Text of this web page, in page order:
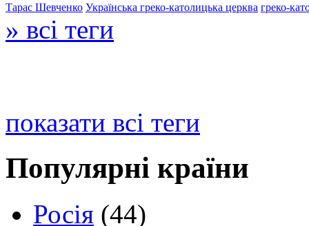
Тарас Шевченко Українська греко-католицька церква греко-
» всі теги
показати всі теги
Популярні країни
Росія (44)